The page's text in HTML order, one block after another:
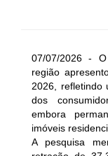
07/07/2026 -
região
2026, refletindo
dos
embora
imóveis
A pesquisa